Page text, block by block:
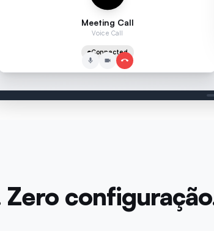
Meeting Call
Voice Call
Connected
Let me walk you
Zero